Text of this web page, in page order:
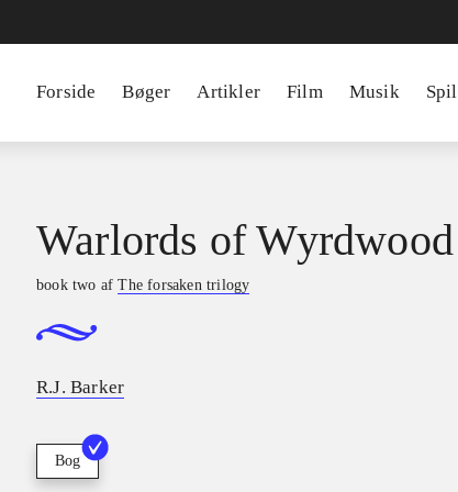
Forside Bøger Artikler Film Musik Spil
Warlords of Wyrdwood
book two afThe forsaken trilogy
R.J. Barker
Bog